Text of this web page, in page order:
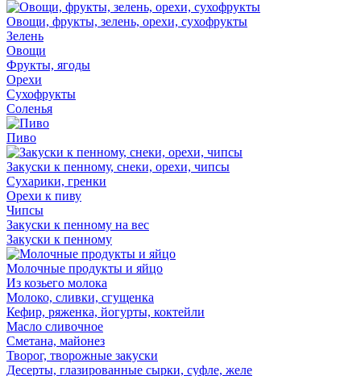
Овощи, фрукты, зелень, орехи, сухофрукты
Зелень
Овощи
Фрукты, ягоды
Орехи
Сухофрукты
Соленья
Пиво
Закуски к пенному, снеки, орехи, чипсы
Сухарики, гренки
Орехи к пиву
Чипсы
Закуски к пенному на вес
Закуски к пенному
Молочные продукты и яйцо
Из козьего молока
Молоко, сливки, сгущенка
Кефир, ряженка, йогурты, коктейли
Масло сливочное
Сметана, майонез
Творог, творожные закуски
Десерты, глазированные сырки, суфле, желе